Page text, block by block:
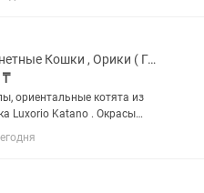
Шоколад...
Инопланетные Кошки , Орики ( Голубой мрамор)
₸
ориентальные котята из
Luxorio Katano . Окрасы
в
Шоколад...